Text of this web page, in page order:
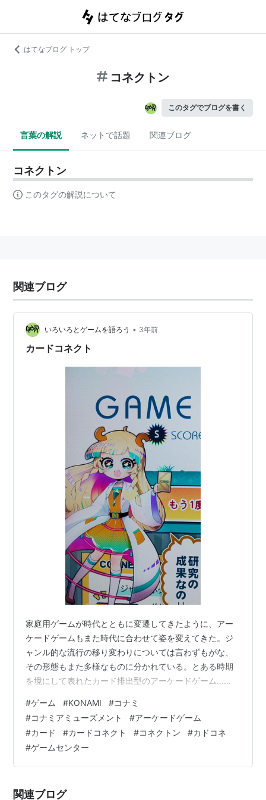
はてなブログ トップ
コネクトン
このタグでブログを書く
言葉の解説 ネットで話題 関連ブログ
コネクトン
このタグの解説について
関連ブログ
いろいろとゲームを語ろう • 3年前
カードコネクト
家庭用ゲームが時代とともに変遷してきたように、アー
ケードゲームもまた時代に合わせて姿を変えてきた。ジ
ャンル的な流行の移り変わりについては言わずもがな、
その形態もまた多様なものに分かれている。とある時期
を境にして表れたカード排出型のアーケードゲーム…
そ革命的な存在だったと言えるだろう。ところで今宵語
るアーケードゲームもまた『カード』との関連性が深い
作品ではあるが、TCAGとはまた違った形でカードを活用
した作品である！ さて今宵の主役となるこの『カードコ
ネクト』とは今も昔もゲームセンターで大奮闘中の
#ゲーム #KONAMI #コナミ
#コナミアミューズメント #アーケードゲーム
#カード #カードコネクト #コネクトン #カドコネ
#ゲームセンター
関連ブログ